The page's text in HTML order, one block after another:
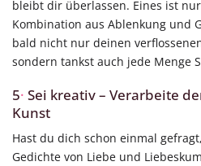
bleibt dir überlassen. Eines ist
Kombination aus Ablenkung und
bald nicht nur deinen
sondern tankst auch jede Menge
5· Sei kreativ – Verarbeite
Kunst
Hast du dich schon einmal
Gedichte von Liebe und